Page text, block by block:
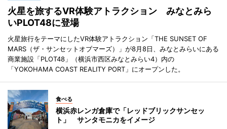
火星を旅するVR体験アトラクション みなとみら
いPLOT48に登場
火星旅行をテーマにしたVR体験アトラクション「THE SUNSET OF
MARS（ザ・サンセットオブマーズ）」が8月8日、みなとみらいにある
商業施設「PLOT48」（横浜市西区みなとみらい4）内の
「YOKOHAMA COAST REALITY PORT」にオープンした。
食べる
横浜赤レンガ倉庫で「レッドブリックサンセッ
ト」 サンタモニカをイメージ